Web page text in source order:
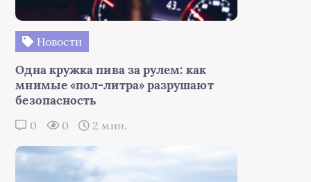
Новости
Одна кружка пива за рулем: как
мнимые «пол-литра» разрушают
безопасность
0 0 2 мин.